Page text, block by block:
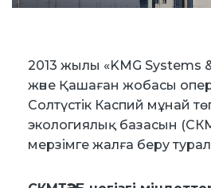
2013 жылы «KMG Systems
және Қашаған жобасы
Солтүстік Каспий мұнай
экологиялық базасын
мерзімге жалға беру